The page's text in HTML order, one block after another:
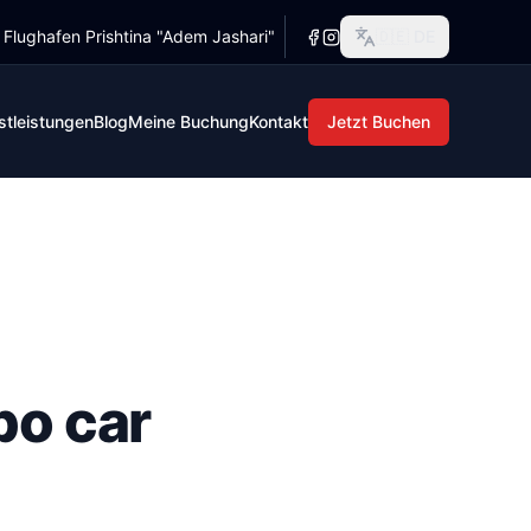
ein Mietwagen von Kosova Trade oft die
height:1.7;color:#111827;font-size:16px;">
Prishtina "Adem Jashari"
BlogMeine BuchungKontakt Jetzt Buchen
car